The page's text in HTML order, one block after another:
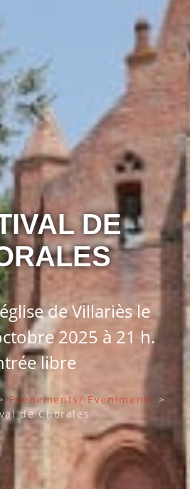
DE
de Villariès le
2025 à 21 h.
libre
Evènements/ Eveniments >
de Chorales